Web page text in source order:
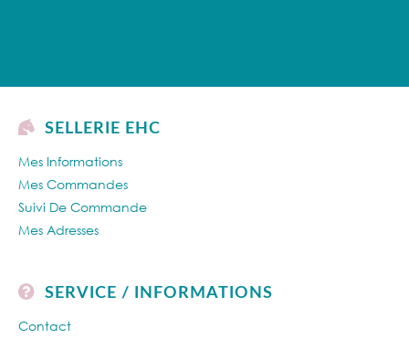
SELLERIE EHC
Mes Informations
Mes Commandes
Suivi De Commande
Mes Adresses
SERVICE / INFORMATIONS
Contact